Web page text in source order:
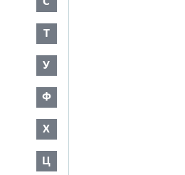
Т
У
Ф
Х
Ц